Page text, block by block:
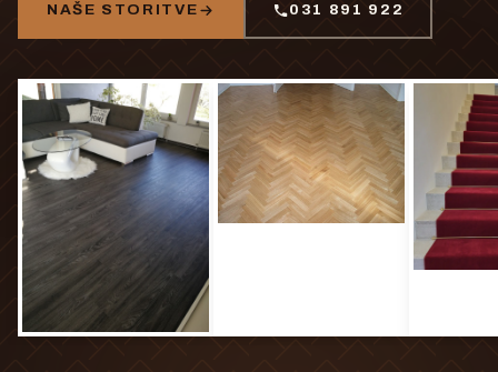
NAŠE STORITVE 031 891 922